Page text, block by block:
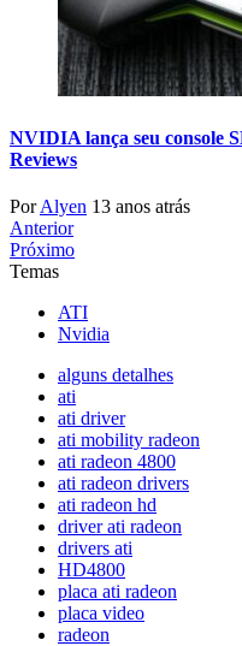
NVIDIA lança seu console
Reviews
PorAlyen 13 anos atrás
Anterior
Próximo
Temas
ATI
Nvidia
alguns detalhes
ati
ati driver
ati mobility radeon
ati radeon 4800
ati radeon drivers
ati radeon hd
driver ati radeon
drivers ati
HD4800
placa ati radeon
placa video
radeon